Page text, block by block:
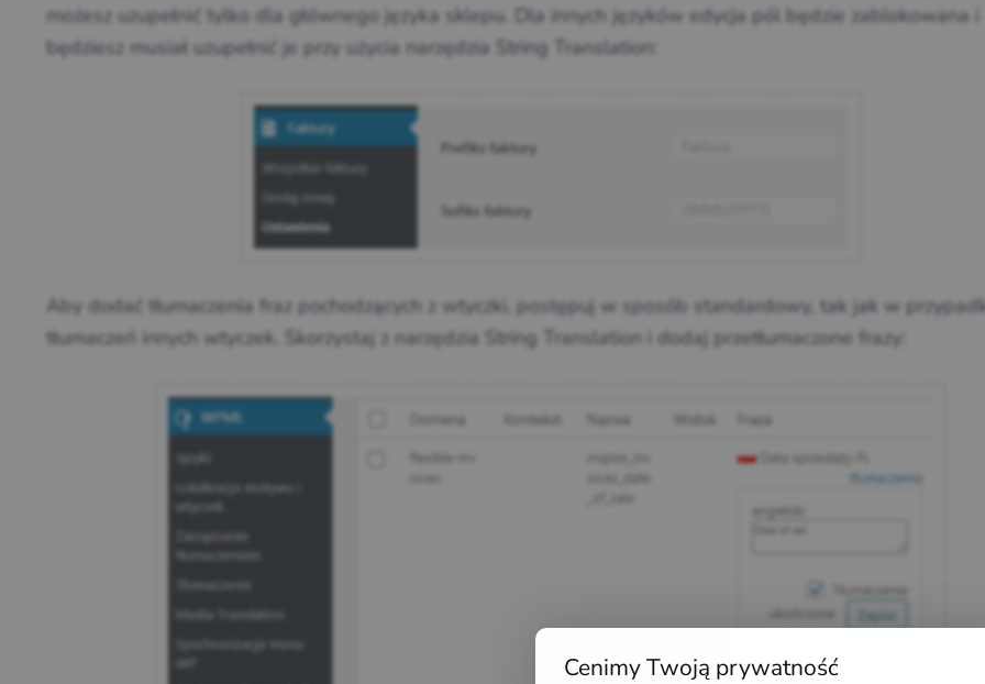
możesz uzupełnić tylko dla głównego języka sklepu. Dla innych języków edycja pól będzie zablokowana i
będziesz musiał uzupełnić je przy użycia narzędzia String Translation:
Aby dodać tłumaczenia fraz pochodzących z wtyczki, postępuj w sposób standardowy, tak jak w
tłumaczeń innych wtyczek. Skorzystaj z narzędzia String Translation i dodaj przetłumaczone frazy:
Cenimy Twoją prywatność